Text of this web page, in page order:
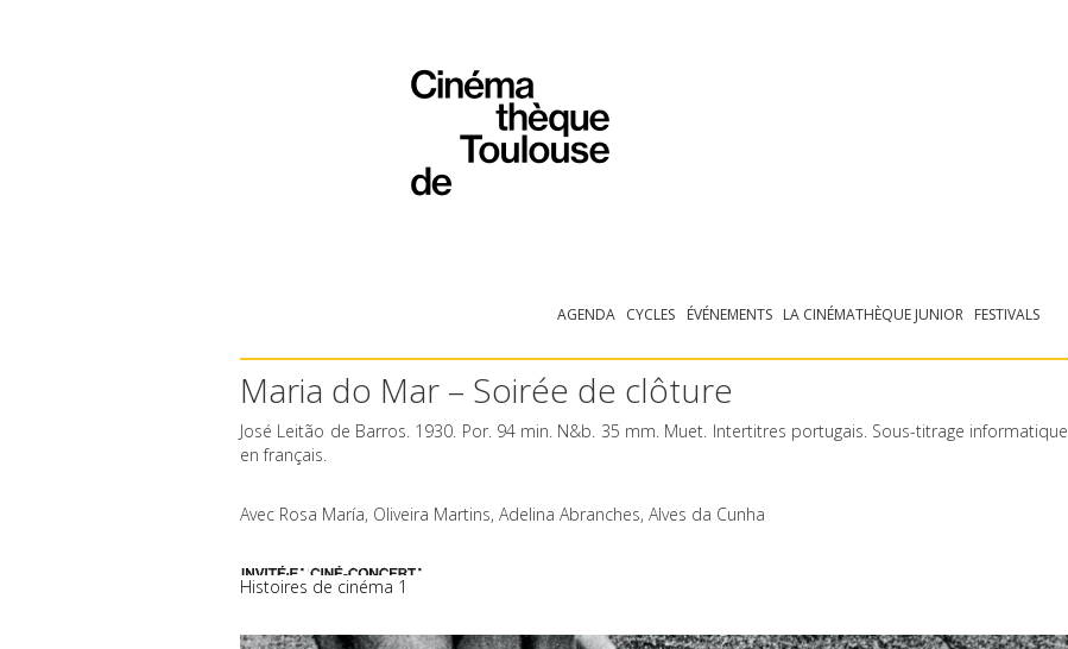
AGENDA CYCLES ÉVÉNEMENTS LA CINÉMATHÈQUE JUNIOR FESTIVALS
Maria do Mar – Soirée de clôture
José Leitão de Barros. 1930. Por. 94 min. N&b. 35 mm. Muet. Intertitres portugais. Sous-titrage informatique
en français.
Avec Rosa María, Oliveira Martins, Adelina Abranches, Alves da Cunha
Histoires de cinéma 1